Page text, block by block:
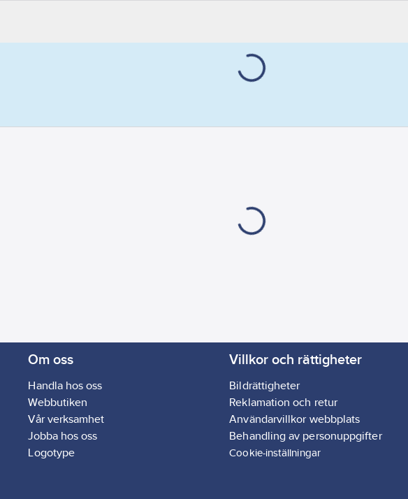
Om oss
Handla hos oss
Webbutiken
Vår verksamhet
Jobba hos oss
Logotype
Villkor och rättigheter
Bildrättigheter
Reklamation och retur
Användarvillkor webbplats
Behandling av personuppgifter
Cookie-inställningar